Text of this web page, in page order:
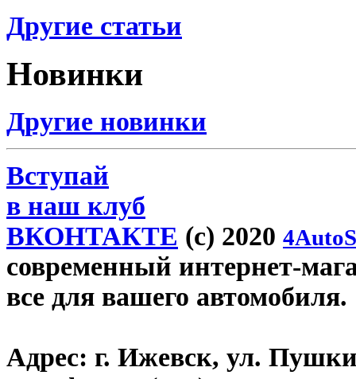
Другие статьи
Новинки
Другие новинки
Вступай
в наш клуб
ВКОНТАКТЕ (c) 2020
современный интернет-
все для вашего автомобиля.
Адрес: г. Ижевск, ул.